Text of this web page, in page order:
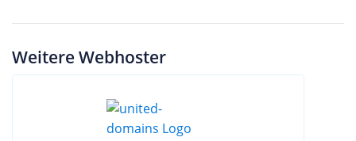
Weitere Webhoster